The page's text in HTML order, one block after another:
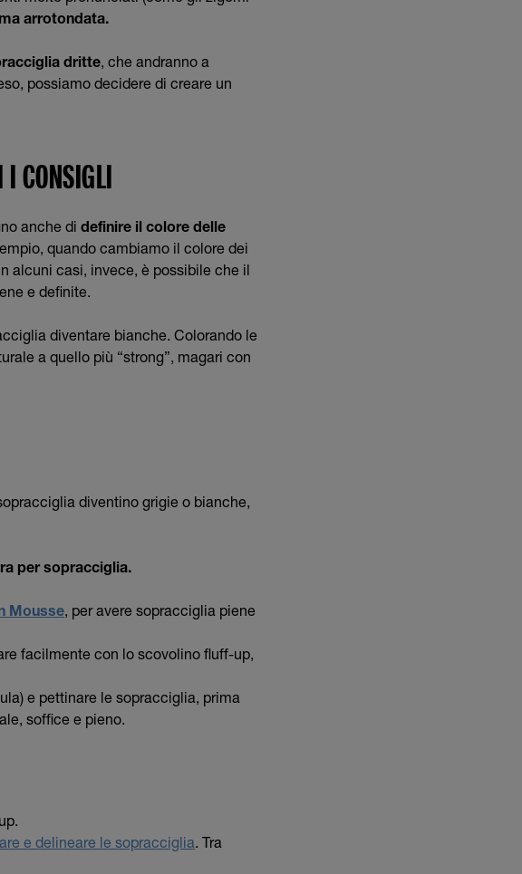
arrotondata.
dritte, che andranno a
possiamo decidere di creare un
I CONSIGLI
anche di definire il colore delle
quando cambiamo il colore dei
alcuni casi, invece, è possibile che il
e definite.
diventare bianche. Colorando le
a quello più “strong”, magari con
diventino grigie o bianche,
per sopracciglia.
Mousse, per avere sopracciglia piene
facilmente con lo scovolino fluff-up,
e pettinare le sopracciglia, prima
soffice e pieno.
e delineare le sopracciglia. Tra